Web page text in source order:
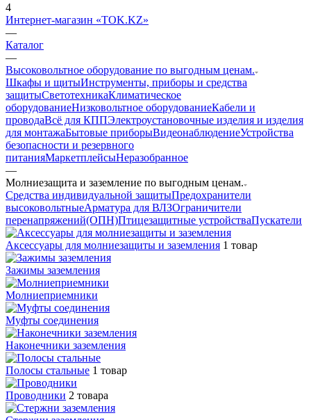
4
Интернет-магазин «TOK.KZ»
—
Каталог
—
Высоковольтное оборудование по выгодным ценам.
Шкафы и щитыИнструменты, приборы и средства
защитыСветотехникаКлиматическое
оборудованиеНизковольтное оборудованиеКабели и
проводаВсё для КППЭлектроустановочные изделия и изделия
для монтажаБытовые приборыВидеонаблюдениеУстройства
безопасности и резервного
питанияМаркетплейсыНеразобранное
—
Молниезащита и заземление по выгодным ценам.
Средства индивидуальной защитыПредохранители
высоковольтныеАрматура для ВЛЗОграничители
перенапряжений(ОПН)Птицезащитные устройстваПускатели
Аксессуары для молниезащиты и заземления 1 товар
Зажимы заземления
Молниеприемники
Муфты соединения
Наконечники заземления
Полосы стальные 1 товар
Проводники 2 товара